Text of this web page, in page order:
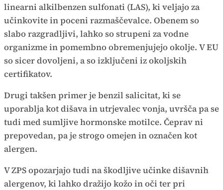
linearni alkilbenzen sulfonati (LAS), ki veljajo za
učinkovite in poceni razmaščevalce. Obenem so
slabo razgradljivi, lahko so strupeni za vodne
organizme in pomembno obremenjujejo okolje. V EU
so sicer dovoljeni, a so izključeni iz okoljskih
certifikatov.
Drugi takšen primer je benzil salicitat, ki se
uporablja kot dišava in utrjevalec vonja, uvršča pa se
tudi med sumljive hormonske motilce. Čeprav ni
prepovedan, pa je strogo omejen in označen kot
alergen.
V ZPS opozarjajo tudi na škodljive učinke dišavnih
alergenov, ki lahko dražijo kožo in oči ter pri